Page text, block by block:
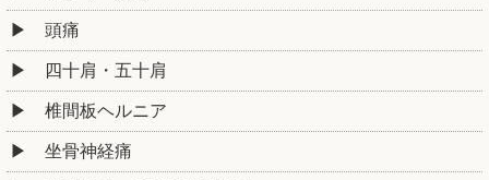
頭痛
四十肩・五十肩
椎間板ヘルニア
坐骨神経痛